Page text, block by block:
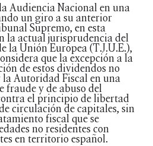
Audiencia Nacional en una
un giro a su anterior
Supremo, en esta
la actual jurisprudencia del
la Unión Europea (T.J.U.E.),
que la excepción a la
de estos dividendos no
Autoridad Fiscal en una
fraude y de abuso del
el principio de libertad
circulación de capitales, sin
fiscal que se
no residentes con
en territorio español.